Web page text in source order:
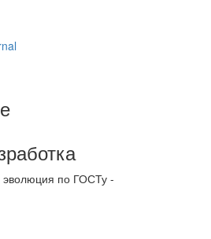
эволюция по ГОСТу -